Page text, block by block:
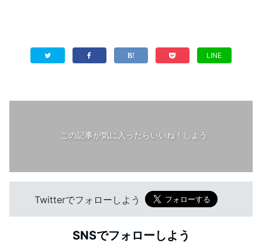
LINE
この記事が気に入ったらいいね！しよう
Twitterでフォローしよう
SNSでフォローしよう